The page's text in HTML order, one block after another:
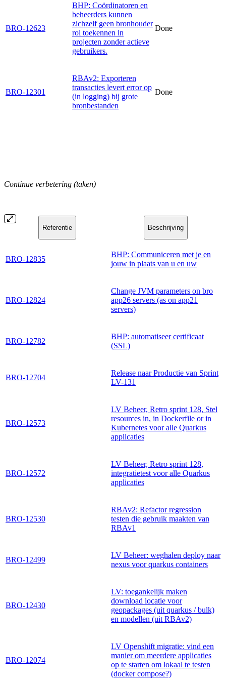
BRO-12623
BHP: Coördinatoren en
beheerders kunnen
zichzelf geen bronhouder
rol toekennen in
projecten zonder actieve
gebruikers.
Done
BRO-12301
RBAv2: Exporteren
transacties levert error op
(in logging) bij grote
bronbestanden
Done
Continue verbetering (taken)
Referentie Beschrijving
BRO-12835
BHP: Communiceren met je en
jouw in plaats van u en uw
BRO-12824
Change JVM parameters on bro
app26 servers (as on app21
servers)
BRO-12782
BHP: automatiseer certificaat
(SSL)
BRO-12704
Release naar Productie van Sprint
LV-131
BRO-12573
LV Beheer, Retro sprint 128, Stel
resources in, in Dockerfile or in
Kubernetes voor alle Quarkus
applicaties
BRO-12572
LV Beheer, Retro sprint 128,
integratietest voor alle Quarkus
applicaties
BRO-12530
RBAv2: Refactor regression
testen die gebruik maakten van
RBAv1
BRO-12499
LV Beheer: weghalen deploy naar
nexus voor quarkus containers
BRO-12430
LV: toegankelijk maken
download locatie voor
geopackages (uit quarkus / bulk)
en modellen (uit RBAv2)
BRO-12074
LV Openshift migratie: vind een
manier om meerdere applicaties
op te starten om lokaal te testen
(docker compose?)